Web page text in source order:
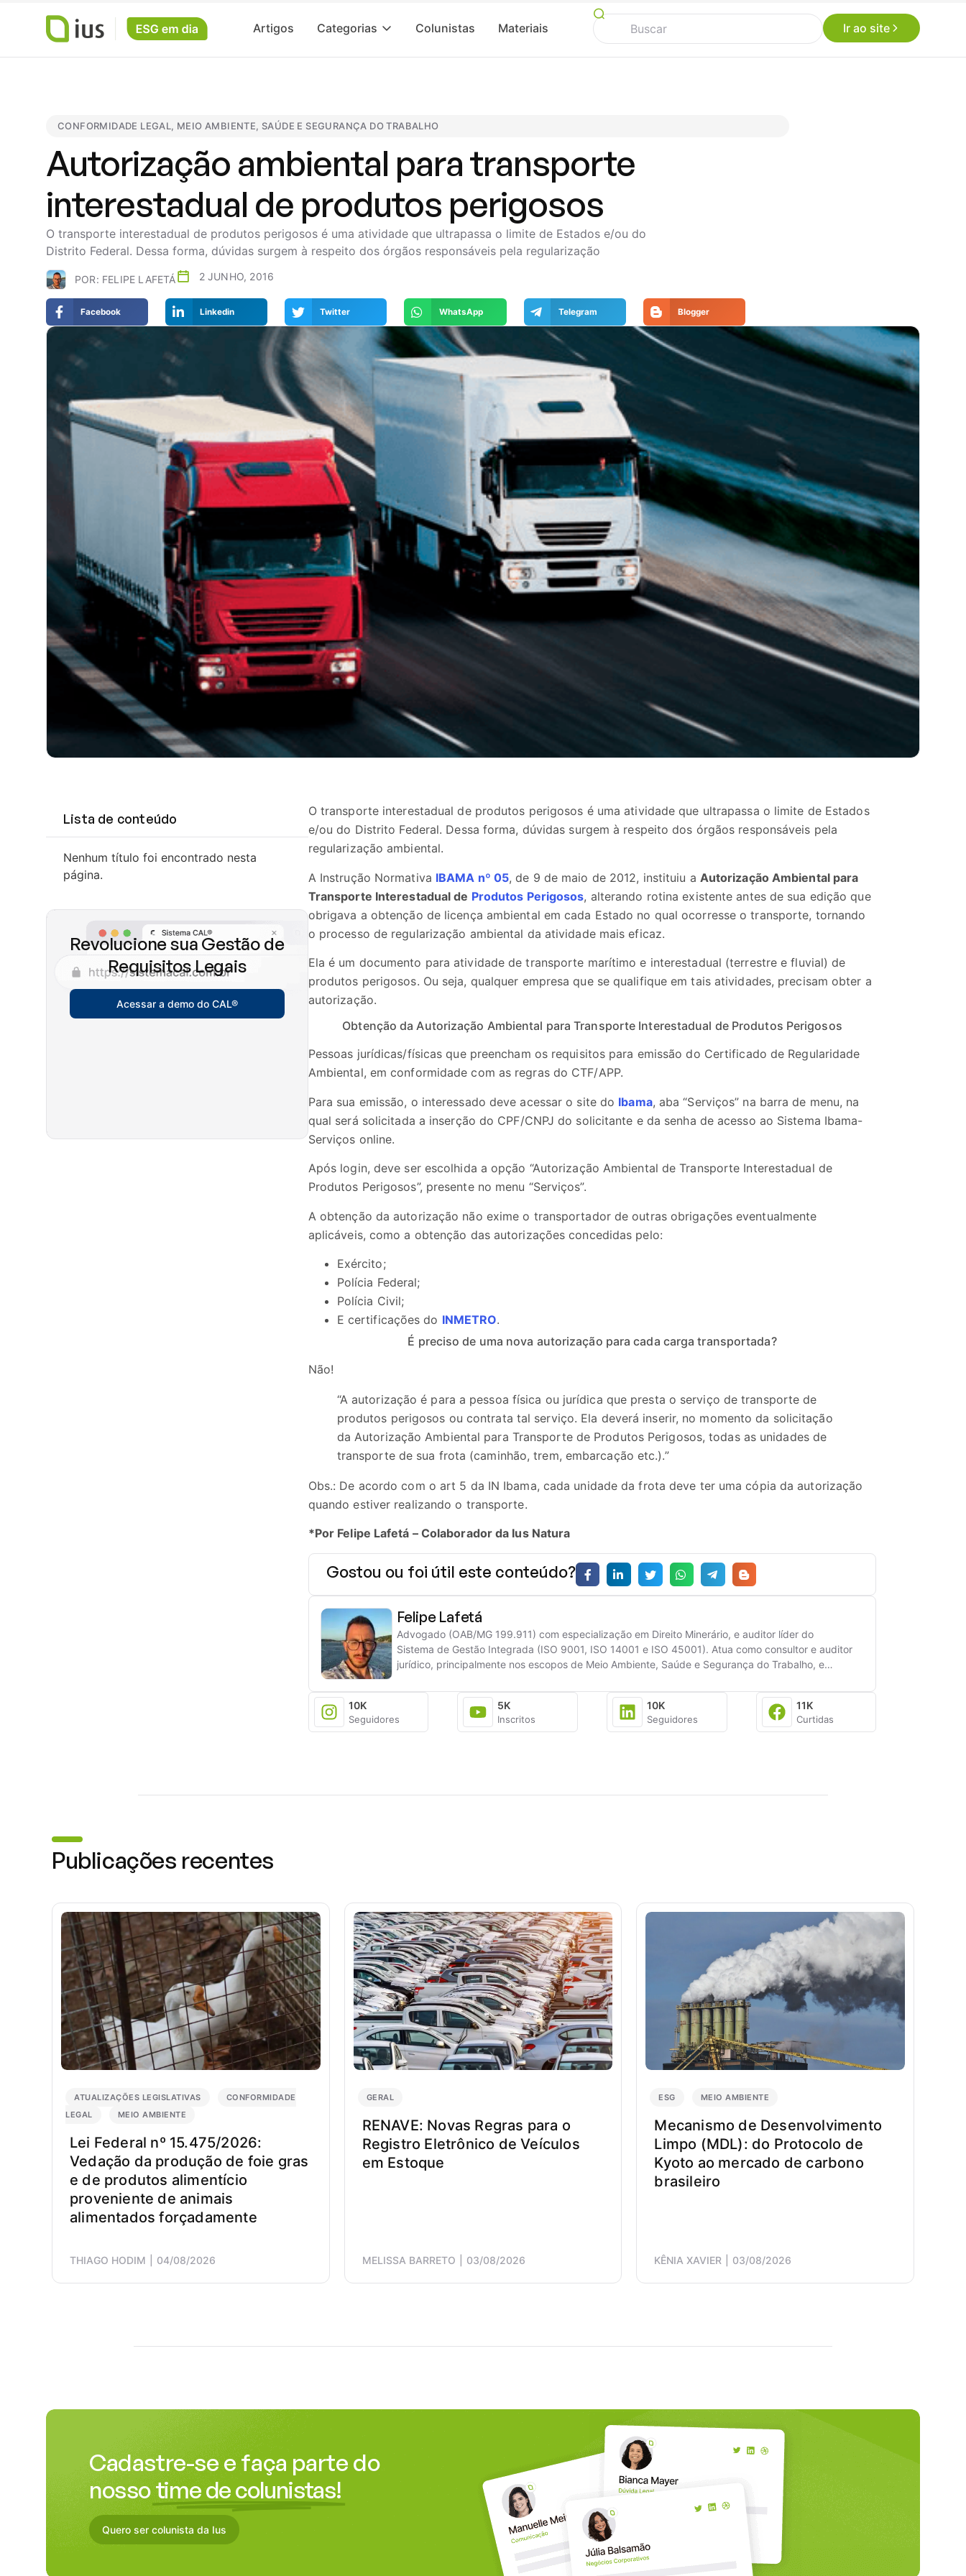
Artigos Categorias Colunistas Materiais Ir ao site
CONFORMIDADE LEGAL, MEIO AMBIENTE, SAÚDE E SEGURANÇA DO TRABALHO
Autorização ambiental para transporte
interestadual de produtos perigosos
O transporte interestadual de produtos perigosos é uma atividade que ultrapassa o limite de Estados e/ou do
Distrito Federal. Dessa forma, dúvidas surgem à respeito dos órgãos responsáveis pela regularização
POR: FELIPE LAFETÁ 2 JUNHO, 2016
Facebook Linkedin Twitter WhatsApp Telegram Blogger
Lista de conteúdo
Nenhum título foi encontrado nesta
página.
Revolucione sua Gestão de
Requisitos Legais
Acessar a demo do CAL®
O transporte interestadual de produtos perigosos é uma atividade que ultrapassa o limite de Estados
e/ou do Distrito Federal. Dessa forma, dúvidas surgem à respeito dos órgãos responsáveis pela
regularização ambiental.
A Instrução Normativa IBAMA nº 05, de 9 de maio de 2012, instituiu a Autorização Ambiental para
Transporte Interestadual de Produtos Perigosos, alterando rotina existente antes de sua edição que
obrigava a obtenção de licença ambiental em cada Estado no qual ocorresse o transporte, tornando
o processo de regularização ambiental da atividade mais eficaz.
Ela é um documento para atividade de transporte marítimo e interestadual (terrestre e fluvial) de
produtos perigosos. Ou seja, qualquer empresa que se qualifique em tais atividades, precisam obter a
autorização.
Obtenção da Autorização Ambiental para Transporte Interestadual de Produtos Perigosos
Pessoas jurídicas/físicas que preencham os requisitos para emissão do Certificado de Regularidade
Ambiental, em conformidade com as regras do CTF/APP.
Para sua emissão, o interessado deve acessar o site do Ibama, aba “Serviços” na barra de menu, na
qual será solicitada a inserção do CPF/CNPJ do solicitante e da senha de acesso ao Sistema Ibama-
Serviços online.
Após login, deve ser escolhida a opção “Autorização Ambiental de Transporte Interestadual de
Produtos Perigosos”, presente no menu “Serviços”.
A obtenção da autorização não exime o transportador de outras obrigações eventualmente
aplicáveis, como a obtenção das autorizações concedidas pelo:
Exército;
Polícia Federal;
Polícia Civil;
E certificações do INMETRO.
É preciso de uma nova autorização para cada carga transportada?
Não!
“A autorização é para a pessoa física ou jurídica que presta o serviço de transporte de
produtos perigosos ou contrata tal serviço. Ela deverá inserir, no momento da solicitação
da Autorização Ambiental para Transporte de Produtos Perigosos, todas as unidades de
transporte de sua frota (caminhão, trem, embarcação etc.).”
Obs.: De acordo com o art 5 da IN Ibama, cada unidade da frota deve ter uma cópia da autorização
quando estiver realizando o transporte.
*Por Felipe Lafetá – Colaborador da Ius Natura
Gostou ou foi útil este conteúdo?
Felipe Lafetá
Advogado (OAB/MG 199.911) com especialização em Direito Minerário, e auditor líder do
Sistema de Gestão Integrada (ISO 9001, ISO 14001 e ISO 45001). Atua como consultor e auditor
jurídico, principalmente nos escopos de Meio Ambiente, Saúde e Segurança do Trabalho, e
indústria, como: mineração, alimentos, energia, combustíveis, metalurgia, entre outros
10K
Seguidores
5K
Inscritos
10K
Seguidores
11K
Curtidas
Publicações recentes
ATUALIZAÇÕES LEGISLATIVAS
CONFORMIDADE
LEGAL
MEIO AMBIENTE
Lei Federal nº 15.475/2026:
Vedação da produção de foie gras
e de produtos alimentício
proveniente de animais
alimentados forçadamente
THIAGO HODIM 04/08/2026
GERAL
RENAVE: Novas Regras para o
Registro Eletrônico de Veículos
em Estoque
MELISSA BARRETO 03/08/2026
ESG MEIO AMBIENTE
Mecanismo de Desenvolvimento
Limpo (MDL): do Protocolo de
Kyoto ao mercado de carbono
brasileiro
KÊNIA XAVIER 03/08/2026
Cadastre-se e faça parte do
nossotime de colunistas!
Quero ser colunista da Ius